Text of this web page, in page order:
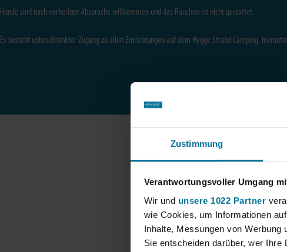
Zustimmung
Verantwortungsvoller Umgang
Wir und unsere 1022 Partner
wie Cookies, um Informationen
Inhalte, Messungen von Werbung
Sie entscheiden darüber, wer
Hunde sind nach vorheriger Absprache willkommen und das Rauchen ist nicht gestattet.
Es besteht unbeschränkter Zugang zu allen Einrichtungen auf dem Hygge Strand Camping,